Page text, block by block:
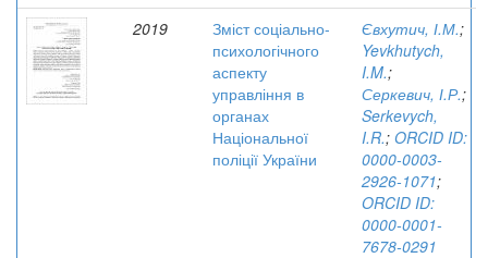
2019
Зміст соціально-
психологічного
аспекту
управління в
органах
Національної
поліції України
Євхутич, І.М.;
Yevkhutych,
I.M.;
Серкевич, І.Р.;
Serkevych,
I.R.; ORCID ID:
0000-0003-
2926-1071;
ORCID ID:
0000-0001-
7678-0291